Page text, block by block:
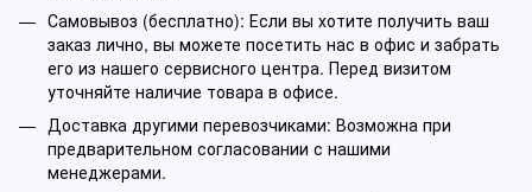
Самовывоз (бесплатно): Если вы хотите получить ваш
заказ лично, вы можете посетить нас в офис и забрать
его из нашего сервисного центра. Перед визитом
уточняйте наличие товара в офисе.
Доставка другими перевозчиками: Возможна при
предварительном согласовании с нашими
менеджерами.